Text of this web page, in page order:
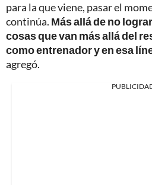
para la que viene, pasar el
continúa. Más allá de no
cosas que van más allá del
como entrenador y en esa
agregó.